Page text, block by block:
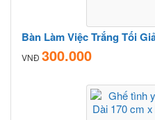
Bàn Làm Việc Trắng Tối
VNĐ 300.000